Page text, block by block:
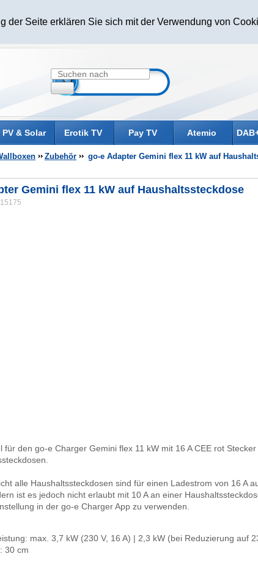
der Seite erklären Sie sich mit der Verwendung von
PV & Solar Erotik TV Pay TV Atemio
Zubehör go-e Adapter Gemini flex 11 kW auf
Gemini flex 11 kW auf Haushaltssteckdose
für den go-e Charger Gemini flex 11 kW mit 16 A CEE rot
alle Haushaltssteckdosen sind für einen Ladestrom von 16 A
ist es jedoch nicht erlaubt mit 10 A an einer
in der go-e Charger App zu verwenden.
max. 3,7 kW (230 V, 16 A) | 2,3 kW (bei Reduzierung auf
30 cm